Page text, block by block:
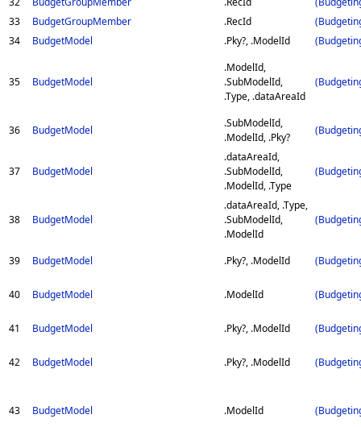
33
BudgetGroupMember .RecId
34
BudgetModel .Pky?, .ModelId
35 BudgetModel
.ModelId,
.SubModelId,
.Type, .dataAreaId
36 BudgetModel
.SubModelId,
.ModelId, .Pky?
37 BudgetModel
.dataAreaId,
.SubModelId,
.ModelId, .Type
38 BudgetModel
.dataAreaId, .Type,
.SubModelId,
.ModelId
39 BudgetModel .Pky?, .ModelId
40 BudgetModel .ModelId
41 BudgetModel .Pky?, .ModelId
42 BudgetModel .Pky?, .ModelId
43 BudgetModel .ModelId